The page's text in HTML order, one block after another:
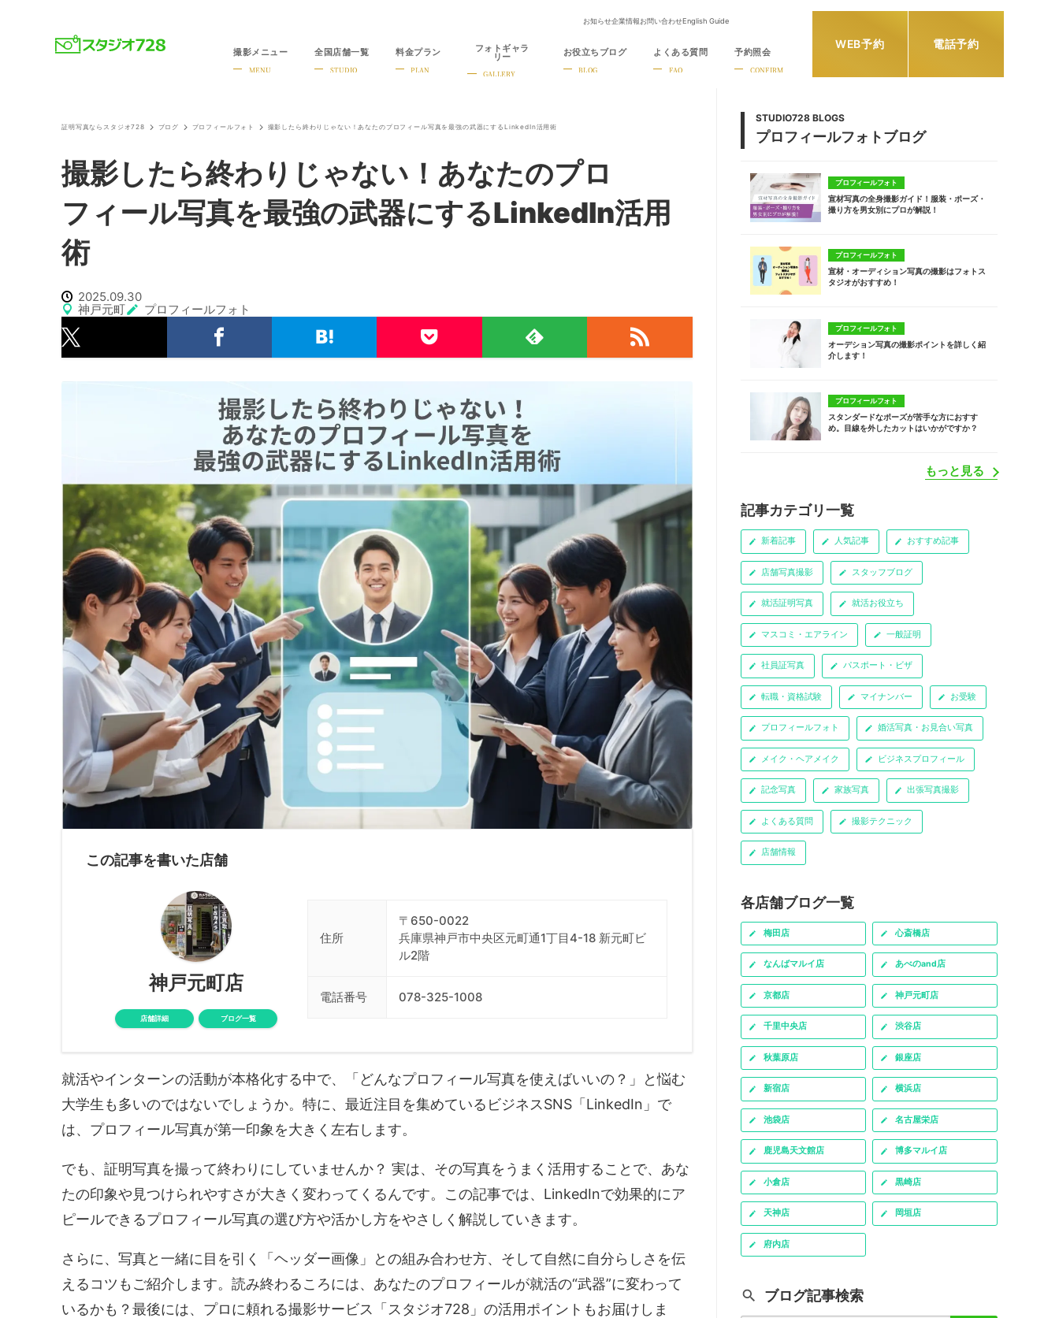
就活・婚活・各種証明写真なら全国のスタジオ728
お知らせ企業情報お問い合わせEnglish Guide
撮影メニュー
MENU
全国店舗一覧
STUDIO
料金プラン
PLAN
フォトギャラ
リー
GALLERY
お役立ちブログ
BLOG
よくある質問
FAQ
予約照会
CONFIRM
WEB予約 電話予約
証明写真ならスタジオ728 ブログ プロフィールフォト 撮影したら終わりじゃない！あなたのプロフィール写真を最強の武器にするLinkedIn活用術
撮影したら終わりじゃない！あなたのプロ
フィール写真を最強の武器にするLinkedIn活用
術
2025.09.30
神戸元町
プロフィールフォト
この記事を書いた店舗
神戸元町店
店舗詳細 ブログ一覧
住所
〒650-0022
兵庫県神戸市中央区元町通1丁目4-18 新元町ビ
ル2階
電話番号 078-325-1008
就活やインターンの活動が本格化する中で、「どんなプロフィール写真を使えばいいの？」と悩む
大学生も多いのではないでしょうか。特に、最近注目を集めているビジネスSNS「LinkedIn」で
は、プロフィール写真が第一印象を大きく左右します。
でも、証明写真を撮って終わりにしていませんか？ 実は、その写真をうまく活用することで、あな
たの印象や見つけられやすさが大きく変わってくるんです。この記事では、LinkedInで効果的にア
ピールできるプロフィール写真の選び方や活かし方をやさしく解説していきます。
さらに、写真と一緒に目を引く「ヘッダー画像」との組み合わせ方、そして自然に自分らしさを伝
えるコツもご紹介します。読み終わるころには、あなたのプロフィールが就活の“武器”に変わって
いるかも？最後には、プロに頼れる撮影サービス「スタジオ728」の活用ポイントもお届けしま
STUDIO728 BLOGS
プロフィールフォトブログ
プロフィールフォト
宣材写真の全身撮影ガイド！服装・ポーズ・
撮り方を男女別にプロが解説！
プロフィールフォト
宣材・オーディション写真の撮影はフォトス
タジオがおすすめ！
プロフィールフォト
オーデション写真の撮影ポイントを詳しく紹
介します！
プロフィールフォト
スタンダードなポーズが苦手な方におすす
め。目線を外したカットはいかがですか？
もっと見る
記事カテゴリ一覧
新着記事 人気記事 おすすめ記事
店舗写真撮影 スタッフブログ
就活証明写真 就活お役立ち
マスコミ・エアライン 一般証明
社員証写真 パスポート・ビザ
転職・資格試験 マイナンバー お受験
プロフィールフォト 婚活写真・お見合い写真
メイク・ヘアメイク ビジネスプロフィール
記念写真 家族写真 出張写真撮影
よくある質問 撮影テクニック
店舗情報
各店舗ブログ一覧
梅田店 心斎橋店
なんばマルイ店 あべのand店
京都店 神戸元町店
千里中央店 渋谷店
秋葉原店 銀座店
新宿店 横浜店
池袋店 名古屋栄店
鹿児島天文館店 博多マルイ店
小倉店 黒崎店
天神店 岡垣店
府内店
ブログ記事検索